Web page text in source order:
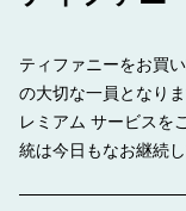
ティファニーをお買
の大切な一員となり
レミアム サービスを
統は今日もなお継続し